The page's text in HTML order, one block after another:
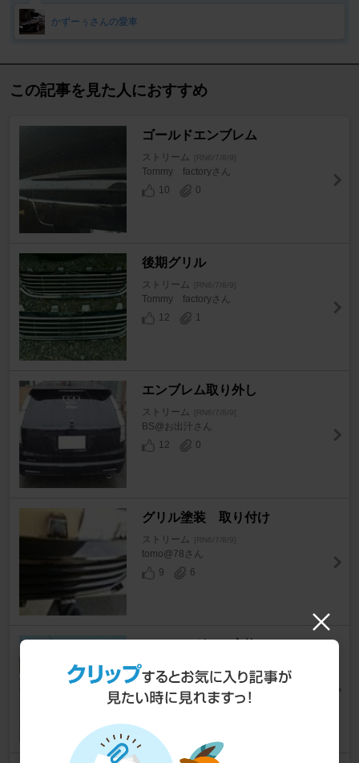
かずーぅさんの愛車
この記事を見た人におすすめ
ゴールドエンブレム
ストリーム [RN6/7/8/9]
Tommy factoryさん
10
0
後期グリル
ストリーム [RN6/7/8/9]
Tommy factoryさん
12
1
エンブレム取り外し
ストリーム [RN6/7/8/9]
BS@お出汁さん
12
0
グリル塗装 取り付け
ストリーム [RN6/7/8/9]
tomo@78さん
9
6
ストリーム
南部さん
0
1